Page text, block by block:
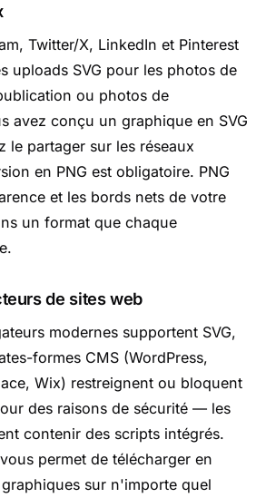
Twitter/X, LinkedIn et Pinterest
uploads SVG pour les photos de
ou photos de
avez conçu un graphique en SVG
le partager sur les réseaux
en PNG est obligatoire. PNG
et les bords nets de votre
un format que chaque
de sites web
modernes supportent SVG,
formes CMS (WordPress,
Wix) restreignent ou bloquent
des raisons de sécurité — les
contenir des scripts intégrés.
permet de télécharger en
sur n'importe quel